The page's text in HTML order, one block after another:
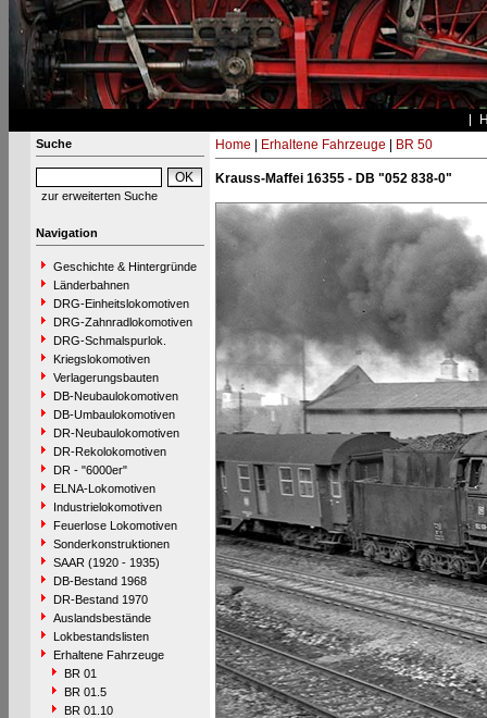
Suche
zur erweiterten Suche
Navigation
Geschichte & Hintergründe
Länderbahnen
DRG-Einheitslokomotiven
DRG-Zahnradlokomotiven
DRG-Schmalspurlok.
Kriegslokomotiven
Verlagerungsbauten
DB-Neubaulokomotiven
DB-Umbaulokomotiven
DR-Neubaulokomotiven
DR-Rekolokomotiven
DR - "6000er"
ELNA-Lokomotiven
Industrielokomotiven
Feuerlose Lokomotiven
Sonderkonstruktionen
SAAR (1920 - 1935)
DB-Bestand 1968
DR-Bestand 1970
Auslandsbestände
Lokbestandslisten
Erhaltene Fahrzeuge
BR 01
BR 01.5
BR 01.10
Home Erhaltene Fahrzeuge BR 50
Krauss-Maffei 16355 - DB "052 838-0"